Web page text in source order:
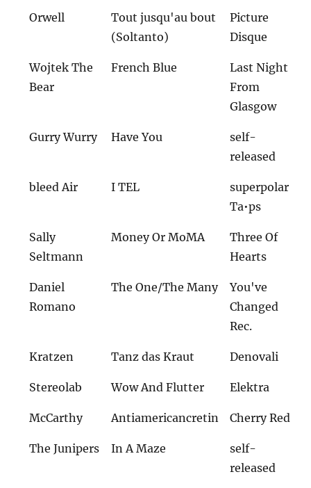
Orwell
Tout jusqu'au bout
(Soltanto)
Picture
Disque
Wojtek The
Bear
French Blue
Last Night
From
Glasgow
Gurry Wurry Have You
self-
released
bleed Air I TEL
superpolar
Ta•ps
Sally
Seltmann
Money Or MoMA
Three Of
Hearts
Daniel
Romano
The One/The Many
You've
Changed
Rec.
Kratzen Tanz das Kraut Denovali
Stereolab Wow And Flutter Elektra
McCarthy Antiamericancretin Cherry Red
The Junipers In A Maze
self-
released